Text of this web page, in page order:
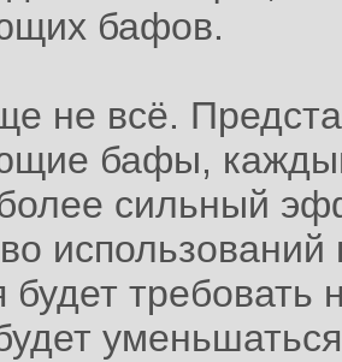
бафов.
не всё.
бафы,
сильный
будет требовать